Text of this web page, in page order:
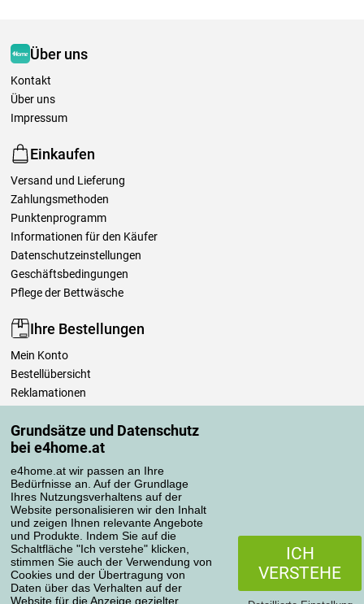
Grundsätze und Datenschutz
bei e4home.at
e4home.at wir passen an Ihre
Bedürfnisse an. Auf der Grundlage
Ihres Nutzungsverhaltens auf der
Website personalisieren wir den Inhalt
und zeigen Ihnen relevante Angebote
und Produkte. Indem Sie auf die
Schaltfläche "Ich verstehe" klicken,
stimmen Sie auch der Verwendung von
Cookies und der Übertragung von
Daten über das Verhalten auf der
Website für die Anzeige gezielter
ICH
VERSTEHE
Über uns
Kontakt
Über uns
Impressum
Einkaufen
Versand und Lieferung
Zahlungsmethoden
Punktenprogramm
Informationen für den Käufer
Datenschutzeinstellungen
Geschäftsbedingungen
Pflege der Bettwäsche
Ihre Bestellungen
Mein Konto
Bestellübersicht
Reklamationen
Einfach mehr wissen
Richtlinien zur Verarbeitung von Bewertungen
Transportarten
Zahlungsmethoden